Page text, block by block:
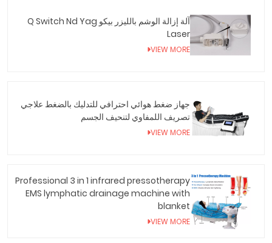
آلة إزالة الوشم بالليزر بيكو Q Switch Nd Yag
Laser
VIEW MORE
جهاز ضغط هوائي احترافي للتدليك بالضغط علاجي
تصريف اللمفاوي لتنحيف الجسم
VIEW MORE
Professional 3 in 1 infrared pressotherapy
EMS lymphatic drainage machine with
blanket
VIEW MORE